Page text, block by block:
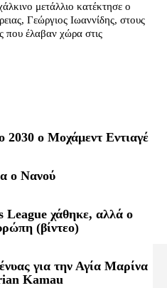
μετάλλιο κατέκτησε ο
Γεώργιος Ιωαννίδης, στους
που έλαβαν χώρα στις
2030 ο Μοχάμεντ Εντιαγέ
ο Νανού
League χάθηκε, αλλά ο
(βίντεο)
για την Αγία Μαρίνα
Kamau